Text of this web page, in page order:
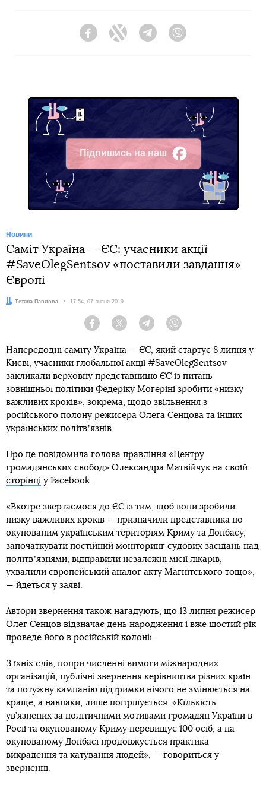
FacebookTwitter Telegram
Підпишись на наш
Facebook
Новини
Саміт Україна — ЄС: учасники акції
#SaveOlegSentsov «поставили завдання»
Європі
Автор:
Тетяна Павлова Дата:
17:54, 07 липня 2019
Facebook Twitter Telegram
Напередодні саміту Україна — ЄС, який стартує 8 липня у
Києві, учасники глобальної акції #SaveOlegSentsov
закликали верховну представницю ЄС із питань
зовнішньої політики Федеріку Могеріні зробити «низку
важливих кроків», зокрема, щодо звільнення з
російського полону режисера Олега Сенцова та інших
українських політвʼязнів.
Про це повідомила голова правління «Центру
громадянських свобод» Олександра Матвійчук на своїй
сторінці у Facebook.
«Вкотре звертаємося до ЄС із тим, щоб вони зробили
низку важливих кроків — призначили представника по
окупованим українським територіям Криму та Донбасу,
започаткувати постійний моніторинг судових засідань над
політвʼязнями, відправили незалежні місії лікарів,
ухвалили європейський аналог акту Магнітського тощо»,
— йдеться у заяві.
Автори звернення також нагадують, що 13 липня режисер
Олег Сенцов відзначає день народження і вже шостий рік
проведе його в російській колонії.
З їхніх слів, попри численні вимоги міжнародних
організацій, публічні звернення керівництва різних країн
та потужну кампанію підтримки нічого не змінюється на
краще, а навпаки, лише погіршується. «Кількість
ув’язнених за політичними мотивами громадян України в
Росії та окупованому Криму перевищує 100 осіб, а на
окупованому Донбасі продовжується практика
викрадення та катування людей», — говориться у
зверненні.